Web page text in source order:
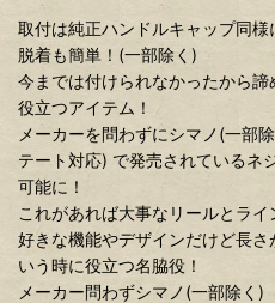
取付は純正ハンドルキャップ同
脱着も簡単！(一部除く)
今までは付けられなかったから
役立つアイテム！
メーカーを問わずにシマノ(一部
テート対応) で発売されているネ
可能に！
これがあれば大事なリールとライ
好きな機能やデザインだけど長
いう時に役立つ名脇役！
メーカー問わずシマノ(一部除く)